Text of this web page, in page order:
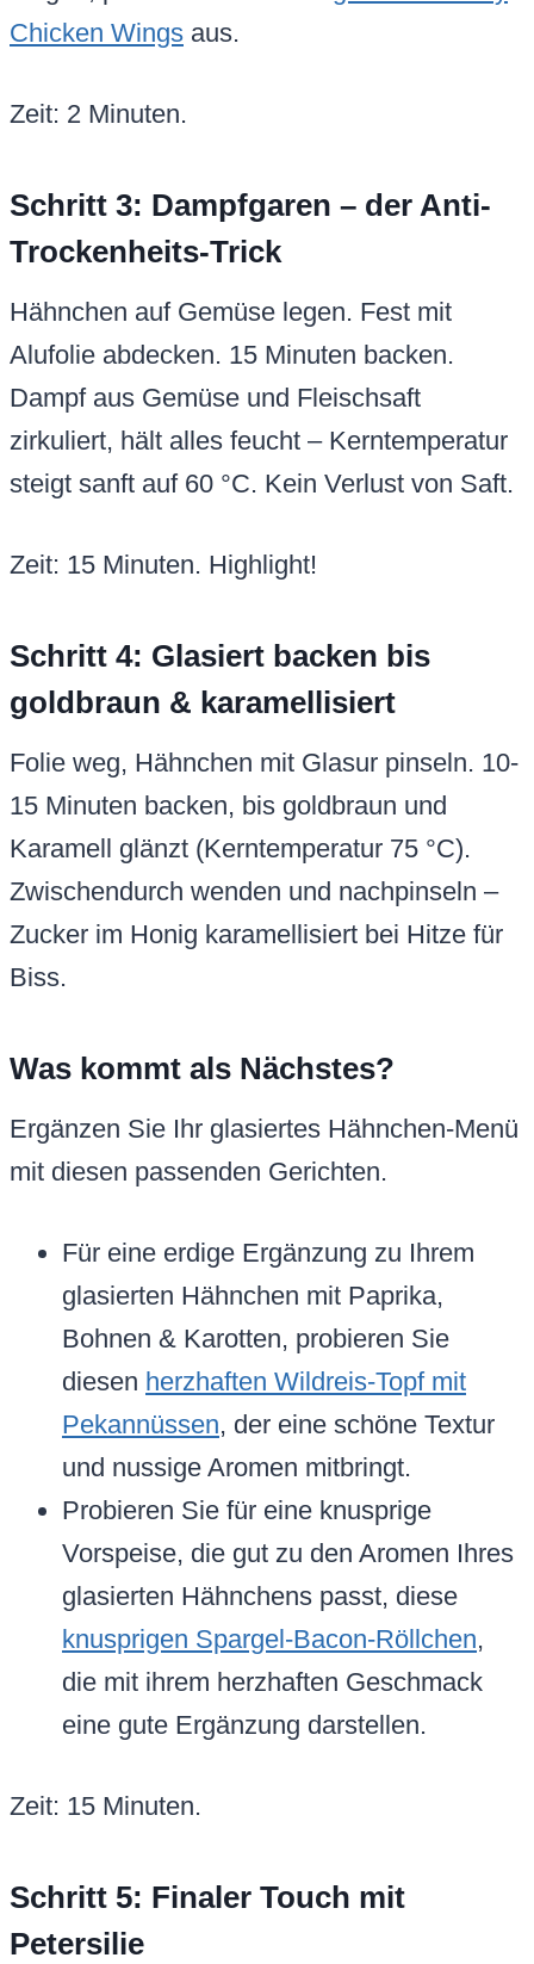
Chicken Wings aus.
Zeit: 2 Minuten.
Schritt 3: Dampfgaren – der Anti-
Trockenheits-Trick
Hähnchen auf Gemüse legen. Fest mit
Alufolie abdecken. 15 Minuten backen.
Dampf aus Gemüse und Fleischsaft
zirkuliert, hält alles feucht – Kerntemperatur
steigt sanft auf 60 °C. Kein Verlust von Saft.
Zeit: 15 Minuten. Highlight!
Schritt 4: Glasiert backen bis
goldbraun & karamellisiert
Folie weg, Hähnchen mit Glasur pinseln. 10-
15 Minuten backen, bis goldbraun und
Karamell glänzt (Kerntemperatur 75 °C).
Zwischendurch wenden und nachpinseln –
Zucker im Honig karamellisiert bei Hitze für
Biss.
Was kommt als Nächstes?
Ergänzen Sie Ihr glasiertes Hähnchen-Menü
mit diesen passenden Gerichten.
Für eine erdige Ergänzung zu Ihrem
glasierten Hähnchen mit Paprika,
Bohnen & Karotten, probieren Sie
diesen herzhaften Wildreis-Topf mit
Pekannüssen, der eine schöne Textur
und nussige Aromen mitbringt.
Probieren Sie für eine knusprige
Vorspeise, die gut zu den Aromen Ihres
glasierten Hähnchens passt, diese
knusprigen Spargel-Bacon-Röllchen,
die mit ihrem herzhaften Geschmack
eine gute Ergänzung darstellen.
Zeit: 15 Minuten.
Schritt 5: Finaler Touch mit
Petersilie